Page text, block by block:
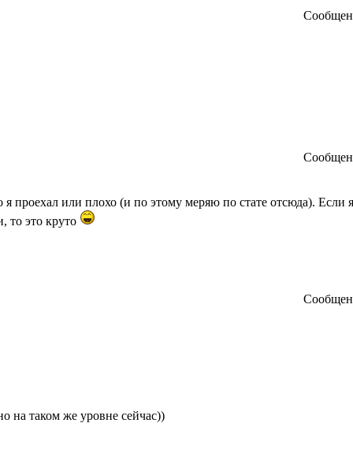
проехал или плохо (и по этому меряю по стате отсюда). Если
то это круто
на таком же уровне сейчас))